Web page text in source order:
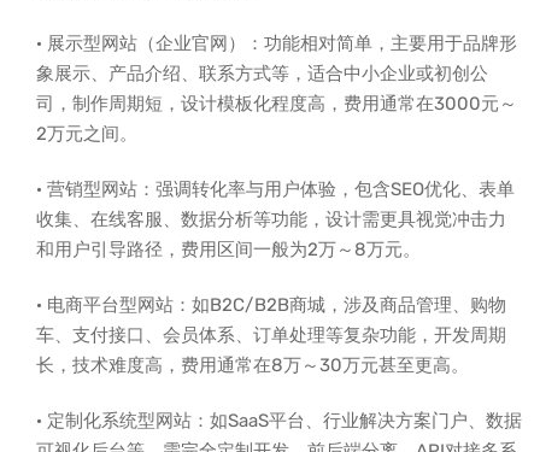
· 展示型网站（企业官网）：功能相对简单，主要用于品牌形
象展示、产品介绍、联系方式等，适合中小企业或初创公
司，制作周期短，设计模板化程度高，费用通常在3000元～
2万元之间。
· 营销型网站：强调转化率与用户体验，包含SEO优化、表单
收集、在线客服、数据分析等功能，设计需更具视觉冲击力
和用户引导路径，费用区间一般为2万～8万元。
· 电商平台型网站：如B2C/B2B商城，涉及商品管理、购物
车、支付接口、会员体系、订单处理等复杂功能，开发周期
长，技术难度高，费用通常在8万～30万元甚至更高。
· 定制化系统型网站：如SaaS平台、行业解决方案门户、数据